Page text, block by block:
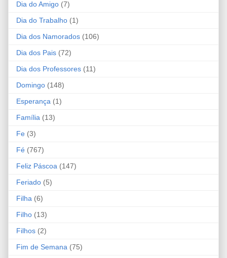
Dia do Amigo (7)
Dia do Trabalho (1)
Dia dos Namorados (106)
Dia dos Pais (72)
Dia dos Professores (11)
Domingo (148)
Esperança (1)
Família (13)
Fe (3)
Fé (767)
Feliz Páscoa (147)
Feriado (5)
Filha (6)
Filho (13)
Filhos (2)
Fim de Semana (75)